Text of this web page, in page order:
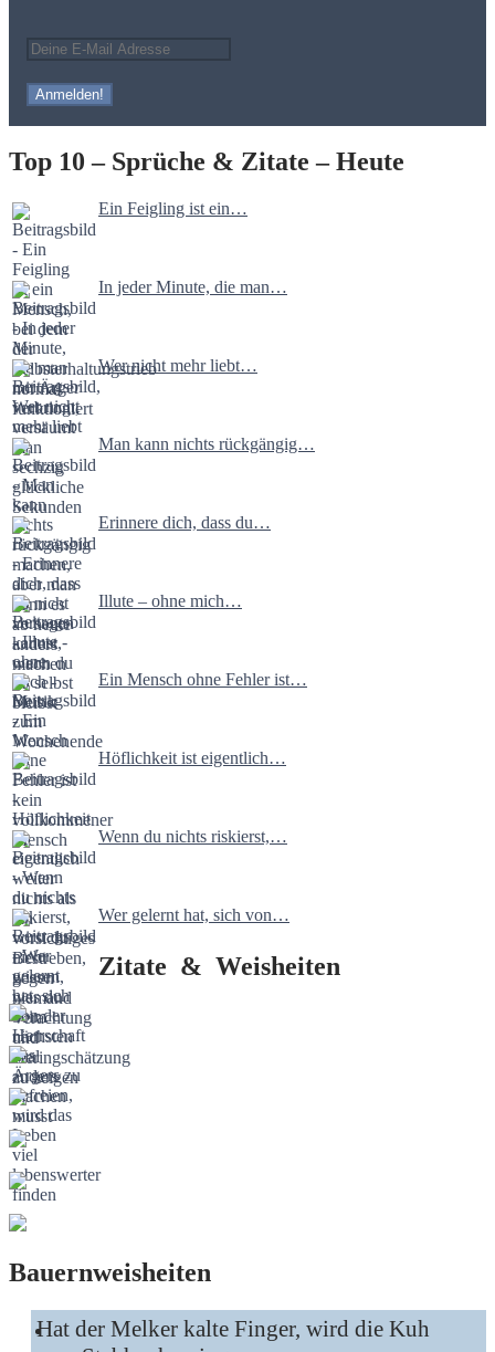
Top 10 – Sprüche & Zitate – Heute
Ein Feigling ist ein…
In jeder Minute, die man…
Wer nicht mehr liebt…
Man kann nichts rückgängig…
Erinnere dich, dass du…
Illute – ohne mich…
Ein Mensch ohne Fehler ist…
Höflichkeit ist eigentlich…
Wenn du nichts riskierst,…
Wer gelernt hat, sich von…
Zitate & Weisheiten
Bauernweisheiten
Hat der Melker kalte Finger, wird die Kuh